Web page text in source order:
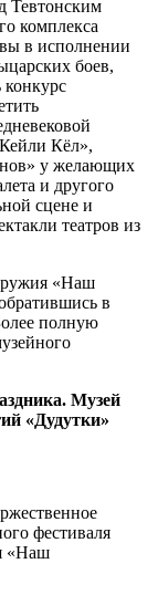
Тевтонским
комплекса
в исполнении
боев,
Кёл»,
у желающих
и другого
сцене и
театров из
«Наш
в
полную
Музей
«Дудутки»
фестиваля
«Наш